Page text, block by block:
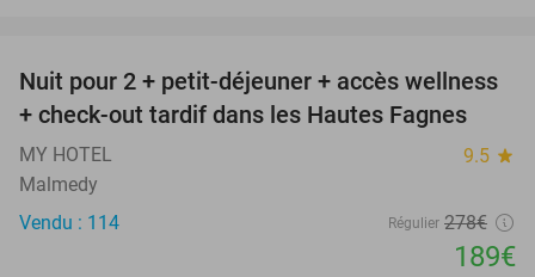
32%
Nuit pour 2 + petit-déjeuner + accès wellness
+ check-out tardif dans les Hautes Fagnes
MY HOTEL 9.5 star
Malmedy
Vendu : 114
Régulier 278€
189€